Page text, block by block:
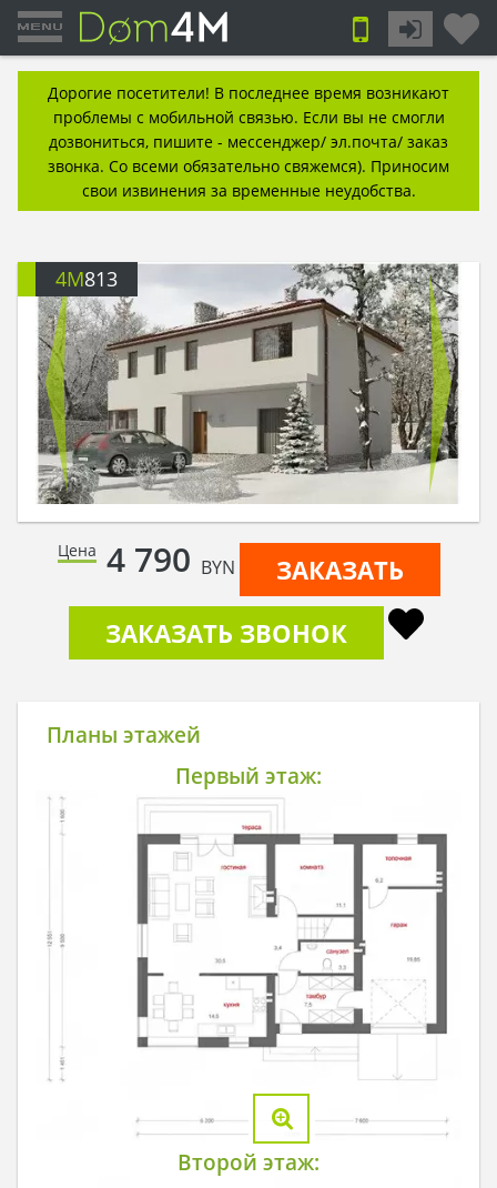
Дорогие посетители! В последнее время возникают
проблемы с мобильной связью. Если вы не смогли
дозвониться, пишите - мессенджер/ эл.почта/ заказ
звонка. Со всеми обязательно свяжемся). Приносим
свои извинения за временные неудобства.
4M813
Цена 4 790 BYN
ЗАКАЗАТЬ
ЗАКАЗАТЬ ЗВОНОК
Планы этажей
Первый этаж:
Второй этаж: